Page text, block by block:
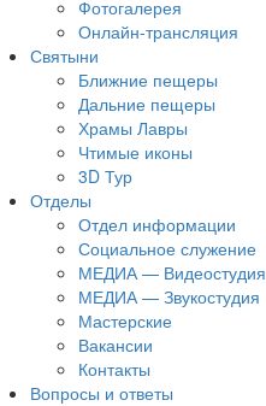
Фотогалерея
Онлайн-трансляция
Святыни
Ближние пещеры
Дальние пещеры
Храмы Лавры
Чтимые иконы
3D Тур
Отделы
Отдел информации
Социальное служение
МЕДИА — Видеостудия
МЕДИА — Звукостудия
Мастерские
Вакансии
Контакты
Вопросы и ответы